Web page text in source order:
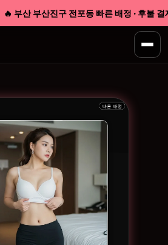
🔥 부산 부산진구 전포동 빠른 배정 · 후불 결